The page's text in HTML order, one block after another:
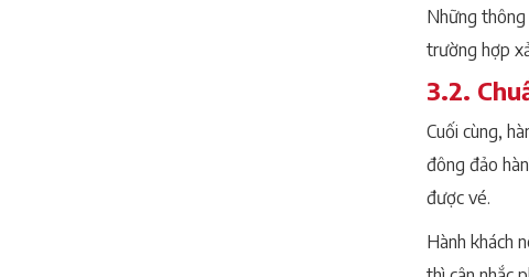
Những thông
trường hợp
3.2.
Cuối cùng,
đông đảo
được vé.
Hành khách